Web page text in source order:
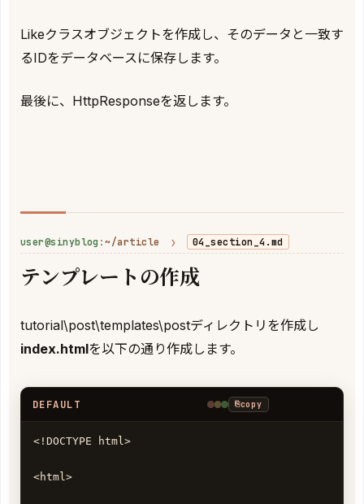
Likeクラスオブジェクトを作成し、そのデータと一致す
るIDをデータベースに保存します。
最後に、HttpResponseを返します。
user@sinyblog :~/article ❯ 04_section_4.md
テンプレートの作成
tutorial\post\templates\postディレクトリを作成し
index.htmlを以下の通り作成します。
DEFAULT ⎘copy
<!DOCTYPE html>
<html>